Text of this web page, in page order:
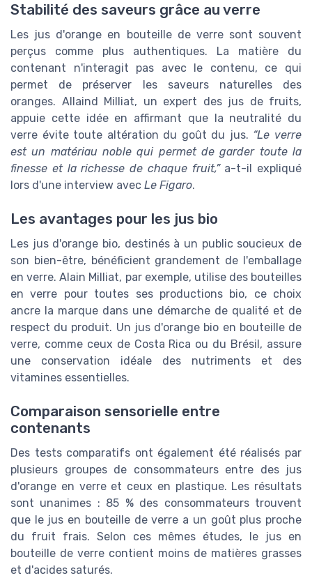
Stabilité des saveurs grâce au verre
Les jus d'orange en bouteille de verre sont souvent
perçus comme plus authentiques. La matière du
contenant n'interagit pas avec le contenu, ce qui
permet de préserver les saveurs naturelles des
oranges. Allaind Milliat, un expert des jus de fruits,
appuie cette idée en affirmant que la neutralité du
verre évite toute altération du goût du jus. “Le verre
est un matériau noble qui permet de garder toute la
finesse et la richesse de chaque fruit,”a-t-il expliqué
lors d'une interview avec Le Figaro.
Les avantages pour les jus bio
Les jus d'orange bio, destinés à un public soucieux de
son bien-être, bénéficient grandement de l'emballage
en verre. Alain Milliat, par exemple, utilise des bouteilles
en verre pour toutes ses productions bio, ce choix
ancre la marque dans une démarche de qualité et de
respect du produit. Un jus d'orange bio en bouteille de
verre, comme ceux de Costa Rica ou du Brésil, assure
une conservation idéale des nutriments et des
vitamines essentielles.
Comparaison sensorielle entre
contenants
Des tests comparatifs ont également été réalisés par
plusieurs groupes de consommateurs entre des jus
d'orange en verre et ceux en plastique. Les résultats
sont unanimes : 85 % des consommateurs trouvent
que le jus en bouteille de verre a un goût plus proche
du fruit frais. Selon ces mêmes études, le jus en
bouteille de verre contient moins de matières grasses
et d'acides saturés.